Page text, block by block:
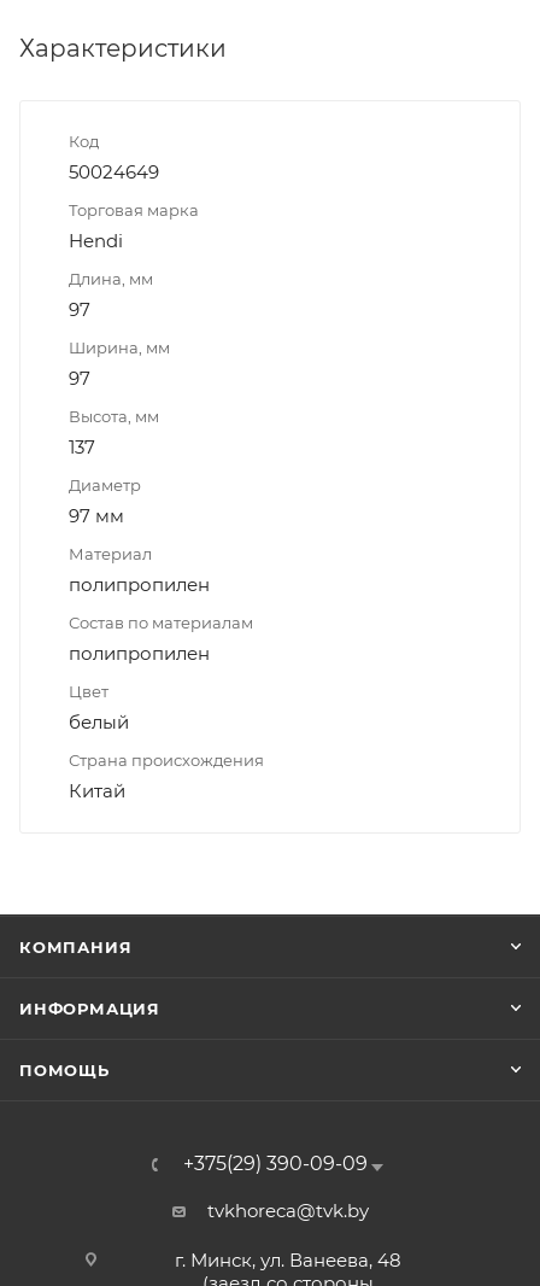
Характеристики
Код
50024649
Торговая марка
Hendi
Длина, мм
97
Ширина, мм
97
Высота, мм
137
Диаметр
97 мм
Материал
полипропилен
Состав по материалам
полипропилен
Цвет
белый
Страна происхождения
Китай
КОМПАНИЯ
ИНФОРМАЦИЯ
ПОМОЩЬ
+375(29) 390-09-09
tvkhoreca@tvk.by
г. Минск, ул. Ванеева, 48